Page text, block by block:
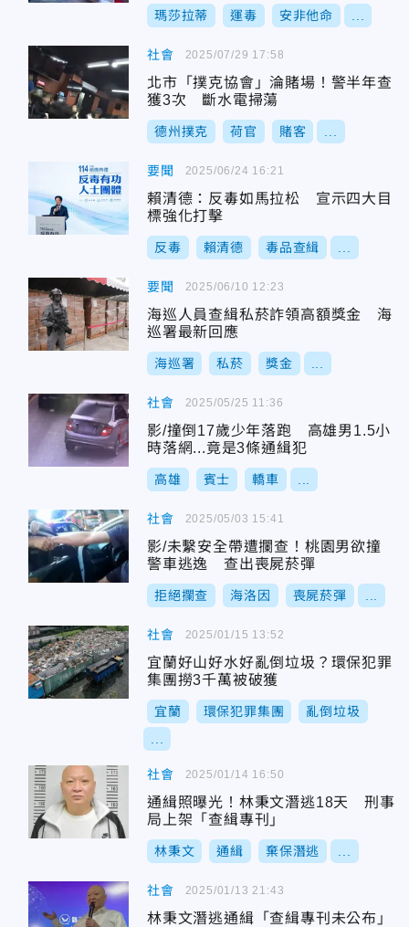
瑪莎拉蒂 運毒 安非他命
社會
北市「撲克協會」淪賭場！警半年查
獲3次 斷水電掃蕩
德州撲克 荷官 賭客
2025/07/29 17:58
要聞
賴清德：反毒如馬拉松 宣示四大目
標強化打擊
反毒 賴清德 毒品查緝
2025/06/24 16:21
要聞
海巡人員查緝私菸詐領高額獎金 海
巡署最新回應
海巡署 私菸 獎金
2025/06/10 12:23
社會
影/撞倒17歲少年落跑 高雄男1.5小
時落網...竟是3條通緝犯
高雄 賓士 轎車
2025/05/25 11:36
社會
影/未繫安全帶遭攔查！桃園男欲撞
警車逃逸 查出喪屍菸彈
拒絕攔查 海洛因 喪屍菸彈
2025/05/03 15:41
社會
宜蘭好山好水好亂倒垃圾？環保犯罪
集團撈3千萬被破獲
宜蘭 環保犯罪集團 亂倒垃圾
2025/01/15 13:52
社會
通緝照曝光！林秉文潛逃18天 刑事
局上架「查緝專刊」
林秉文 通緝 棄保潛逃
2025/01/14 16:50
社會
林秉文潛逃通緝「查緝專刊未公布」
2025/01/13 21:43